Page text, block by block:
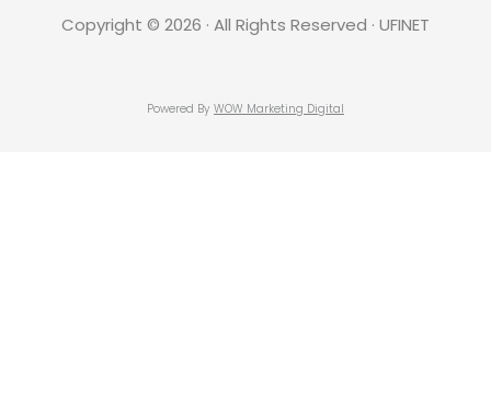
Copyright © 2026 · All Rights Reserved · UFINET
Powered By WOW Marketing Digital